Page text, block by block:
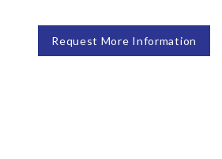
Request More Information